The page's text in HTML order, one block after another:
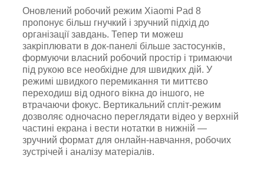
Оновлений робочий режим Xiaomi Pad 8
пропонує більш гнучкий і зручний підхід до
організації завдань. Тепер ти можеш
закріплювати в док-панелі більше застосунків,
формуючи власний робочий простір і тримаючи
під рукою все необхідне для швидких дій. У
режимі швидкого перемикання ти миттєво
переходиш від одного вікна до іншого, не
втрачаючи фокус. Вертикальний спліт-режим
дозволяє одночасно переглядати відео у верхній
частині екрана і вести нотатки в нижній —
зручний формат для онлайн-навчання, робочих
зустрічей і аналізу матеріалів.